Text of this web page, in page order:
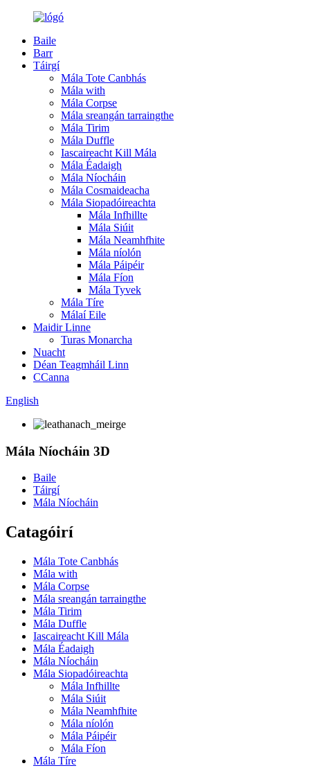
Baile
Barr
Táirgí
Mála Tote Canbhás
Mála with
Mála Corpse
Mála sreangán tarraingthe
Mála Tirim
Mála Duffle
Iascaireacht Kill Mála
Mála Éadaigh
Mála Níocháin
Mála Cosmaideacha
Mála Siopadóireachta
Mála Infhillte
Mála Siúit
Mála Neamhfhite
Mála níolón
Mála Páipéir
Mála Fíon
Mála Tyvek
Mála Tíre
Málaí Eile
Maidir Linne
Turas Monarcha
Nuacht
Déan Teagmháil Linn
CCanna
English
Mála Níocháin 3D
Baile
Táirgí
Mála Níocháin
Catagóirí
Mála Tote Canbhás
Mála with
Mála Corpse
Mála sreangán tarraingthe
Mála Tirim
Mála Duffle
Iascaireacht Kill Mála
Mála Éadaigh
Mála Níocháin
Mála Siopadóireachta
Mála Infhillte
Mála Siúit
Mála Neamhfhite
Mála níolón
Mála Páipéir
Mála Fíon
Mála Tíre